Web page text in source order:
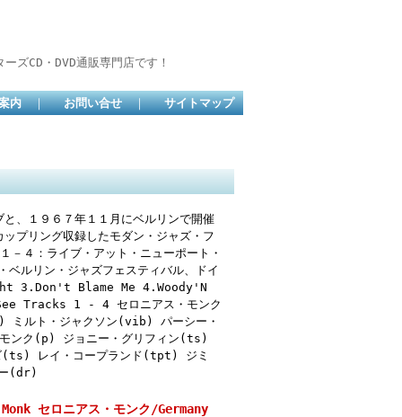
ズCD・DVD通販専門店です！
内 ｜ お問い合せ ｜ サイトマップ
、１９６７年１１月にベルリンで開催
プリング収録したモダン・ジャズ・フ
－４：ライブ・アット・ニューポート・
ルリン・ジャズフェスティバル、ドイ
3.Don't Blame Me 4.Woody'N
Tracks 1 - 4 セロニアス・モンク
ルト・ジャクソン(vib) パーシー・
ク(p) ジョニー・グリフィン(ts)
(ts) レイ・コープランド(tpt) ジミ
(dr)
セロニアス・モンク/Germany